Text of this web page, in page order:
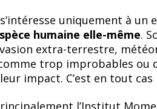
uniquement à
humaine elle-même.
extra-terrestre,
trop improbables ou
impact. C’est en tout
l’Institut